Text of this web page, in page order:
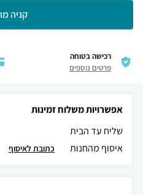
קניה
רכישה בטוחה
פרטים נוספים
אפשרויות משלוח זמינות
שליח עד הבית
איסוף מהחנות
כתובת לאיסוף